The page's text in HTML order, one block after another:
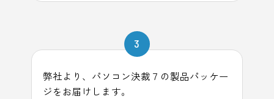
3
弊社より、パソコン決裁７の製品パッケー
ジをお届けします。